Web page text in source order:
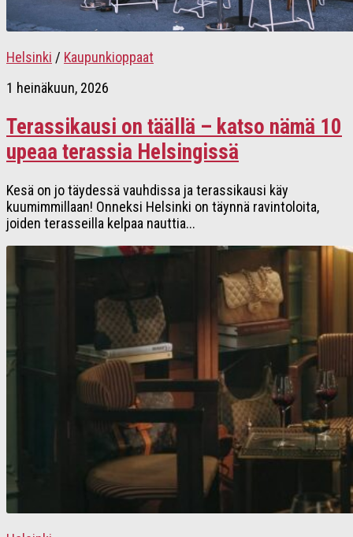
Helsinki / Kaupunkioppaat
1 heinäkuun, 2026
Terassikausi on täällä – katso nämä 10
upeaa terassia Helsingissä
Kesä on jo täydessä vauhdissa ja terassikausi käy
kuumimmillaan! Onneksi Helsinki on täynnä ravintoloita,
joiden terasseilla kelpaa nauttia...